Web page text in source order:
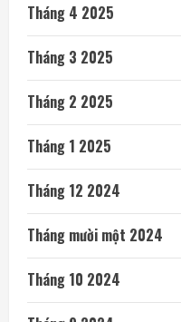
Tháng 4 2025
Tháng 3 2025
Tháng 2 2025
Tháng 1 2025
Tháng 12 2024
Tháng mười một 2024
Tháng 10 2024